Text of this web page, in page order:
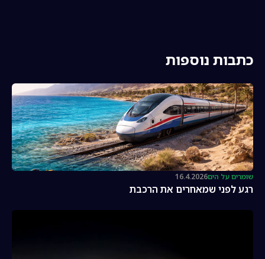
כתבות נוספות
שומרים על הים16.4.2026
רגע לפני שמאחרים את הרכבת